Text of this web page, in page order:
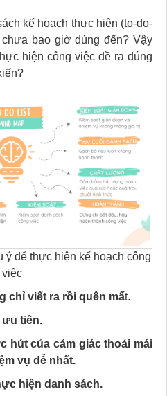
kế hoạch thực hiện (to-do-
bao giờ dùng đến? Vậy
hiện công việc đề ra đúng
ý để thực hiện kế hoạch công
việc
chỉ viết ra rồi quên mất.
tiên.
hút của cảm giác thoải mái
vụ dễ nhất.
hiện danh sách.